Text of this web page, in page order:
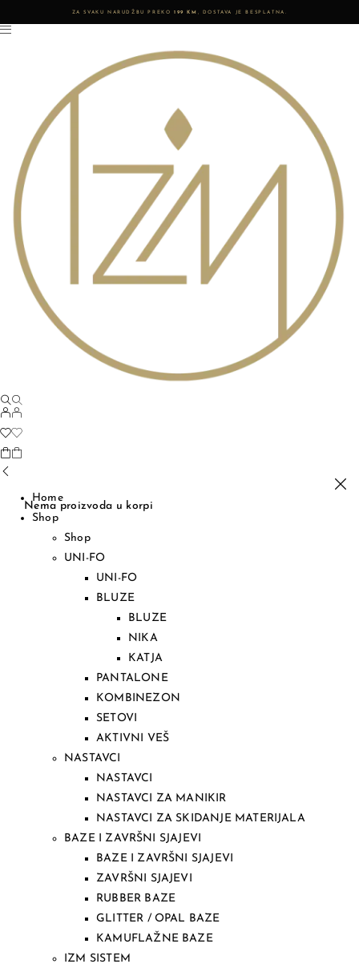
ZA SVAKU NARUDŽBU PREKO 199 KM , DOSTAVA JE BESPLATNA.
Nema proizvoda u korpi
Home
Shop
Shop
UNI-FO
UNI-FO
BLUZE
BLUZE
NIKA
KATJA
PANTALONE
KOMBINEZON
SETOVI
AKTIVNI VEŠ
NASTAVCI
NASTAVCI
NASTAVCI ZA MANIKIR
NASTAVCI ZA SKIDANJE MATERIJALA
BAZE I ZAVRŠNI SJAJEVI
BAZE I ZAVRŠNI SJAJEVI
ZAVRŠNI SJAJEVI
RUBBER BAZE
GLITTER / OPAL BAZE
KAMUFLAŽNE BAZE
IZM SISTEM